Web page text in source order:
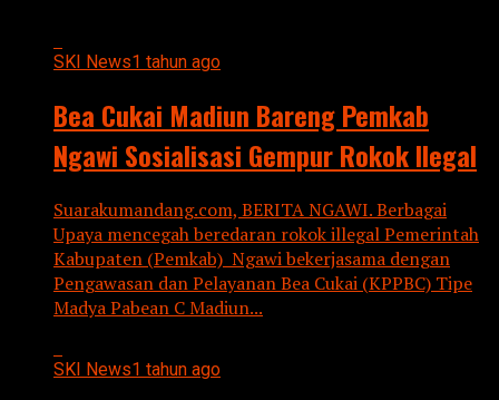
SKI News1 tahun ago
Bea Cukai Madiun Bareng Pemkab
Ngawi Sosialisasi Gempur Rokok Ilegal
Suarakumandang.com, BERITA NGAWI. Berbagai
Upaya mencegah beredaran rokok illegal Pemerintah
Kabupaten (Pemkab) Ngawi bekerjasama dengan
Pengawasan dan Pelayanan Bea Cukai (KPPBC) Tipe
Madya Pabean C Madiun...
SKI News1 tahun ago